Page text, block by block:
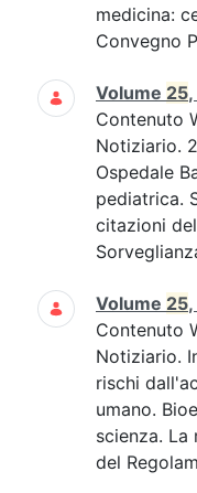
medicina:
Convegno
Volume 25
Contenuto
Notiziario.
Ospedale
pediatrica.
citazioni
Volume 25
Contenuto
Notiziario.
rischi
umano.
scienza. La
del